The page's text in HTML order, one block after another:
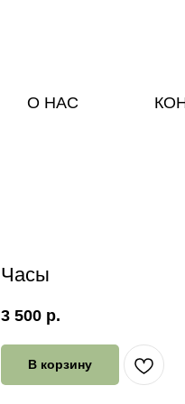
О НАС
Часы
3 500 р.
В корзину